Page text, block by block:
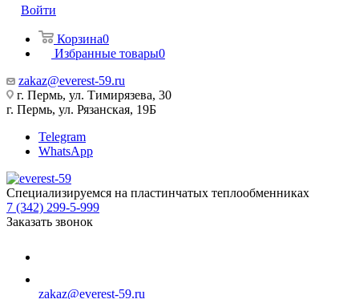
Войти
Корзина0
Избранные товары0
zakaz@everest-59.ru
г. Пермь, ул. Тимирязева, 30
г. Пермь, ул. Рязанская, 19Б
Telegram
WhatsApp
Специализируемся на пластинчатых теплообменниках
7 (342) 299-5-999
Заказать звонок
zakaz@everest-59.ru